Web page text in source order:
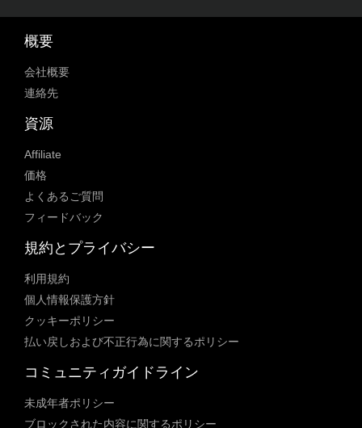
概要
会社概要
連絡先
資源
Affiliate
価格
よくあるご質問
フィードバック
規約とプライバシー
利用規約
個人情報保護方針
クッキーポリシー
払い戻しおよび不正行為に関するポリシー
コミュニティガイドライン
未成年者ポリシー
ブロックされた内容に関するポリシー